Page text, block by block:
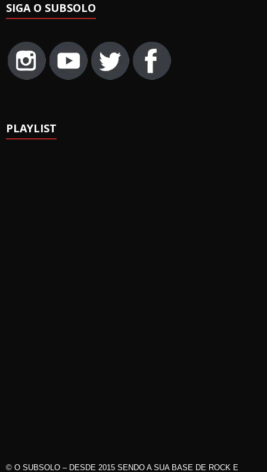
SIGA O SUBSOLO
PLAYLIST
© O SUBSOLO – DESDE 2015 SENDO A SUA BASE DE ROCK E